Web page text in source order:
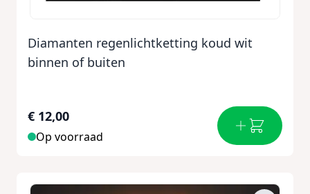
Diamanten regenlichtketting koud wit
binnen of buiten
€ 12,00
Op voorraad